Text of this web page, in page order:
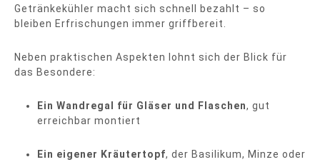
Getränkekühler macht sich schnell bezahlt – so
bleiben Erfrischungen immer griffbereit.
Neben praktischen Aspekten lohnt sich der Blick für
das Besondere:
Ein Wandregal für Gläser und Flaschen, gut
erreichbar montiert
Ein eigener Kräutertopf, der Basilikum, Minze oder